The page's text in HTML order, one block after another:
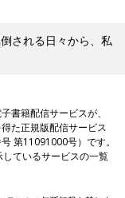
される日々から、私
書籍配信サービスが、
た正規版配信サービス
第11091000号）です。
しているサービスの一覧